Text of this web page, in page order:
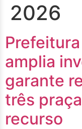
2026
amplia
garante
três
recurso